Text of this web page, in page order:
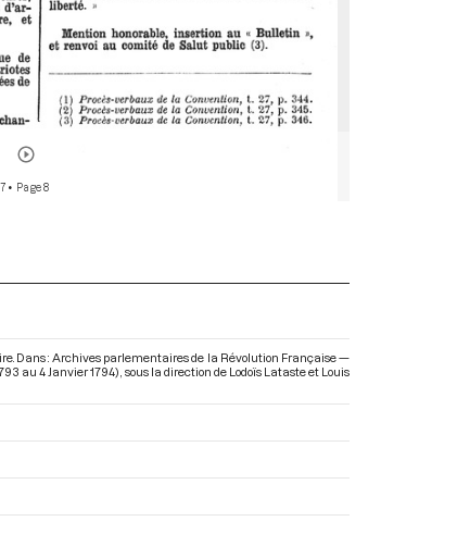
• Page 8
Dans : Archives parlementaires de la Révolution Française —
au 4 Janvier 1794) , sous la direction de Lodoïs Lataste et Louis